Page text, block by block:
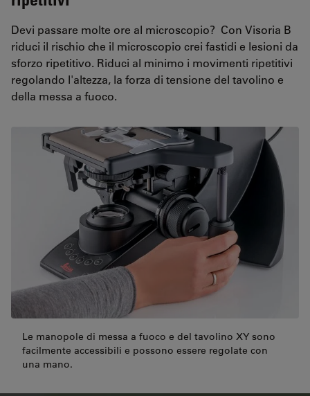
Devi passare molte ore al microscopio? Con Visoria B
riduci il rischio che il microscopio crei fastidi e lesioni da
sforzo ripetitivo. Riduci al minimo i movimenti ripetitivi
regolando l'altezza, la forza di tensione del tavolino e
della messa a fuoco.
Le manopole di messa a fuoco e del tavolino XY sono
facilmente accessibili e possono essere regolate con
una mano.